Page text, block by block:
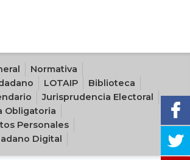
Normativa
LOTAIP
Biblioteca
Jurisprudencia Electoral
Obligatoria
Personales
Digital